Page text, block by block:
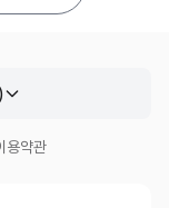
용약관